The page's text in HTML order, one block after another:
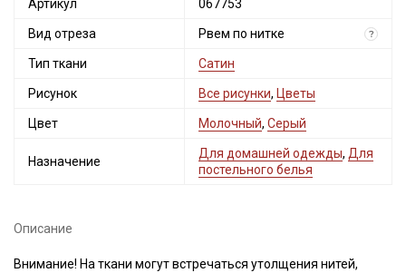
Артикул 067753
Вид отреза Рвем по нитке ?
Тип ткани Сатин
Рисунок Все рисунки, Цветы
Цвет Молочный, Серый
Назначение
Для домашней одежды, Для
постельного белья
Описание
Внимание! На ткани могут встречаться утолщения нитей,